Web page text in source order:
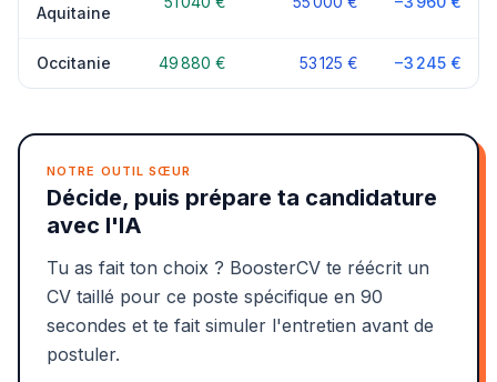
Aquitaine
Occitanie 49 880 € 53 125 € −3 245 €
NOTRE OUTIL SŒUR
Décide, puis prépare ta candidature
avec l'IA
Tu as fait ton choix ? BoosterCV te réécrit un
CV taillé pour ce poste spécifique en 90
secondes et te fait simuler l'entretien avant de
postuler.